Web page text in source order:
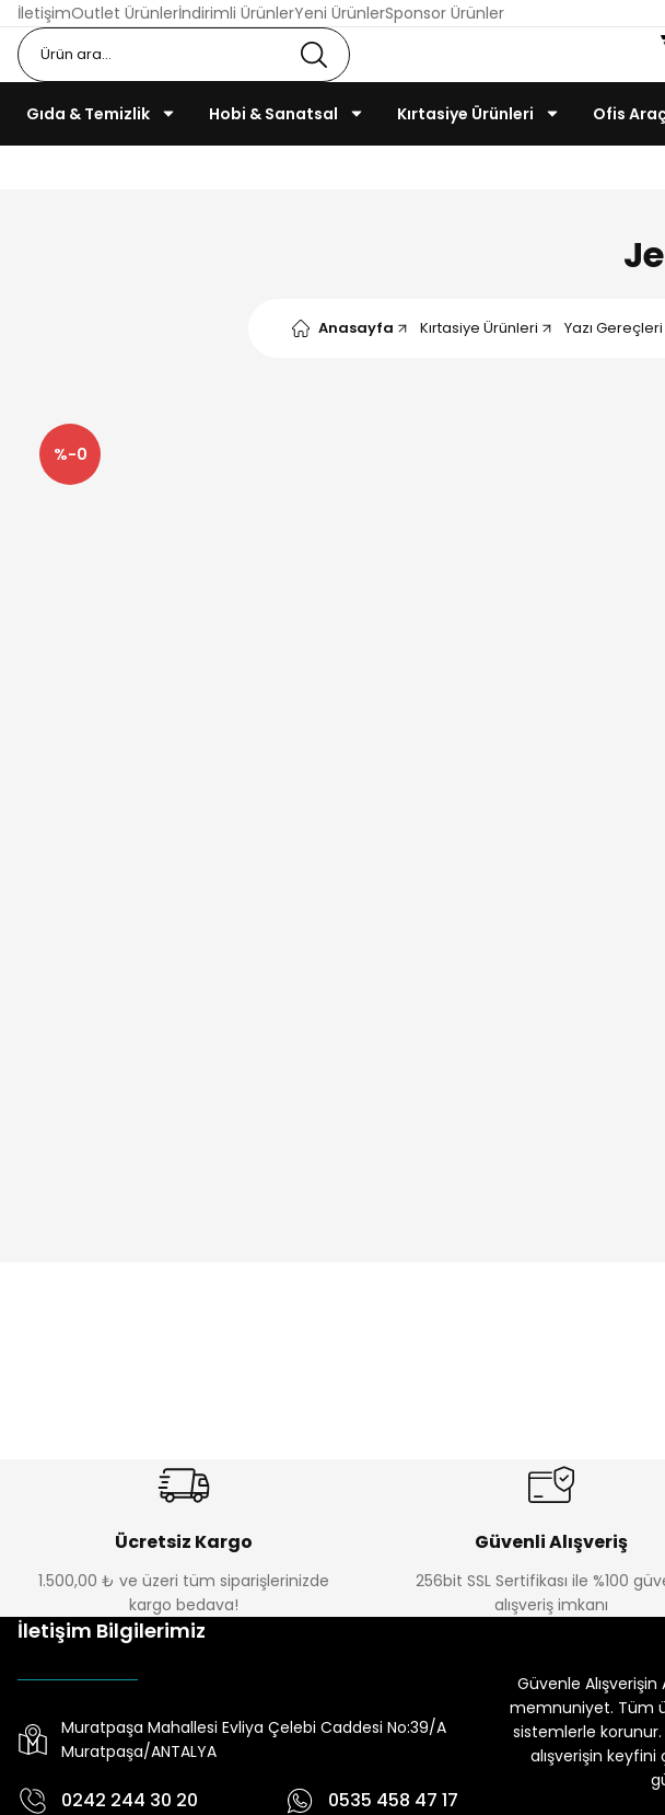
İletişimOutlet Ürünlerİndirimli ÜrünlerYeni ÜrünlerSponsor Ürünler
Gıda & Temizlik Hobi & Sanatsal Kırtasiye Ürünleri Ofis
Anasayfa Kırtasiye Ürünleri Yazı Gereçleri
%-0
Ücretsiz Kargo
1.500,00 ₺ ve üzeri tüm siparişlerinizde
kargo bedava!
Güvenli Alışveriş
256bit SSL Sertifikası ile %100
alışveriş imkanı
İletişim Bilgilerimiz
Muratpaşa Mahallesi Evliya Çelebi Caddesi No:39/A
Muratpaşa/ANTALYA
0242 244 30 20
0535 458 47 17
Güvenle
memnuniyet. Tüm
sistemlerle korunur.
alışverişin keyfini